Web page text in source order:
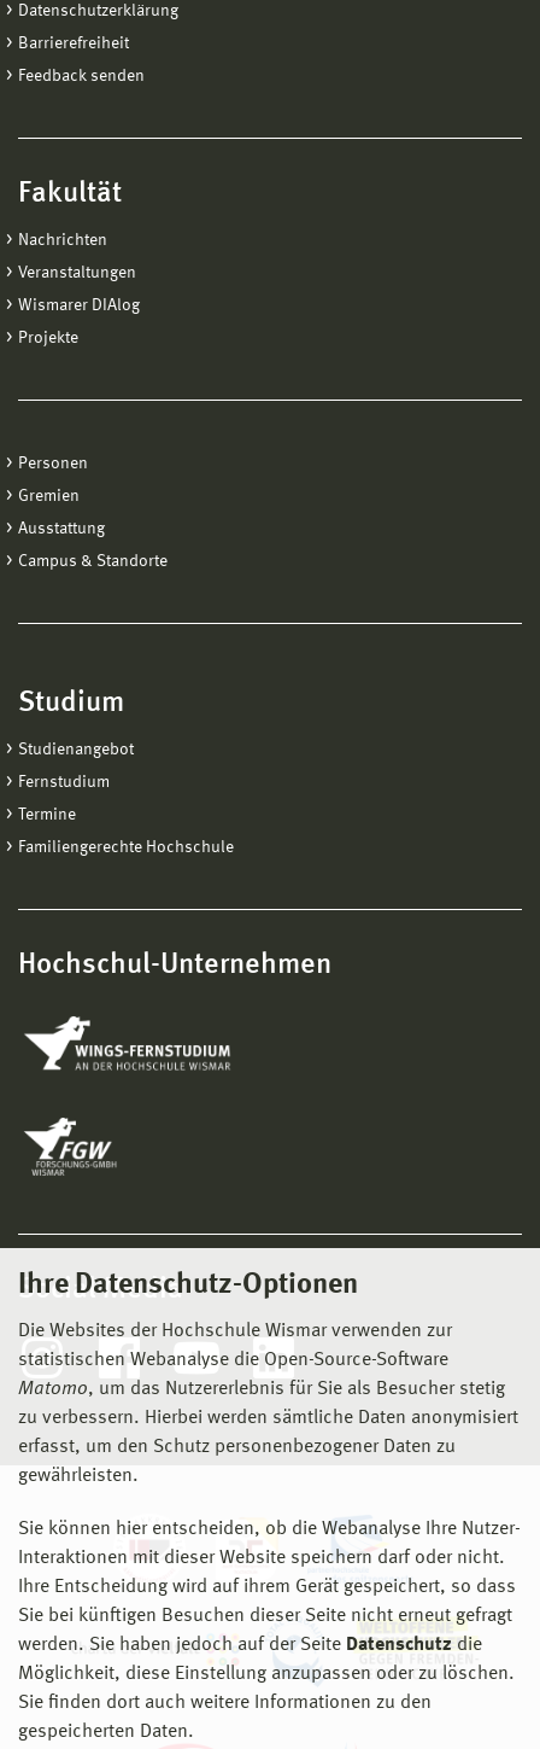
Ihre Datenschutz-Optionen
Die Websites der Hochschule Wismar verwenden zur
statistischen Webanalyse die Open-Source-Software
Matomo, um das Nutzererlebnis für Sie als Besucher stetig
zu verbessern. Hierbei werden sämtliche Daten anonymisiert
erfasst, um den Schutz personenbezogener Daten zu
gewährleisten.
Sie können hier entscheiden, ob die Webanalyse Ihre Nutzer-
Interaktionen mit dieser Website speichern darf oder nicht.
Ihre Entscheidung wird auf ihrem Gerät gespeichert, so dass
Sie bei künftigen Besuchen dieser Seite nicht erneut gefragt
werden. Sie haben jedoch auf der Seite Datenschutz die
Möglichkeit, diese Einstellung anzupassen oder zu löschen.
Sie finden dort auch weitere Informationen zu den
gespeicherten Daten.
Datenschutzerklärung
Barrierefreiheit
Feedback senden
Fakultät
Nachrichten
Veranstaltungen
Wismarer DIAlog
Projekte
Personen
Gremien
Ausstattung
Campus & Standorte
Studium
Studienangebot
Fernstudium
Termine
Familiengerechte Hochschule
Hochschul-Unternehmen
Social Media